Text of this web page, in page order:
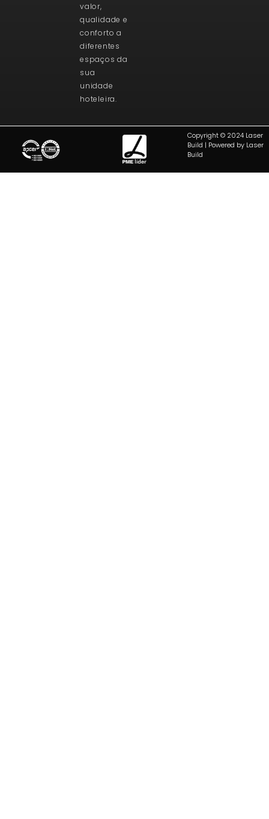
valor,
qualidade e
conforto a
diferentes
espaços da
sua
unidade
hoteleira.
Copyright © 2024 Laser
Build | Powered by Laser
Build